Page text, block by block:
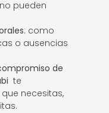
pueden
: como
o ausencias
de
te
necesitas,